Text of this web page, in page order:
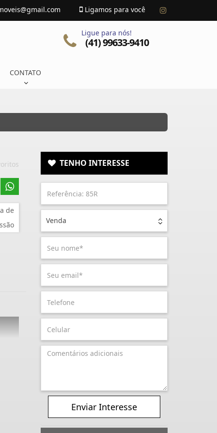
Ligamos para você
CONTATO
Ligue para nós!
(41) 99633-9410
de
TENHO INTERESSE
Venda
Enviar Interesse